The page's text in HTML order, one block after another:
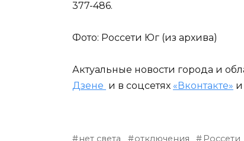
377-486.
Фото: Россети Юг (из архива)
Актуальные новости города и
Дзене и в соцсетях «Вконтакте» и
нет света отключения Россети